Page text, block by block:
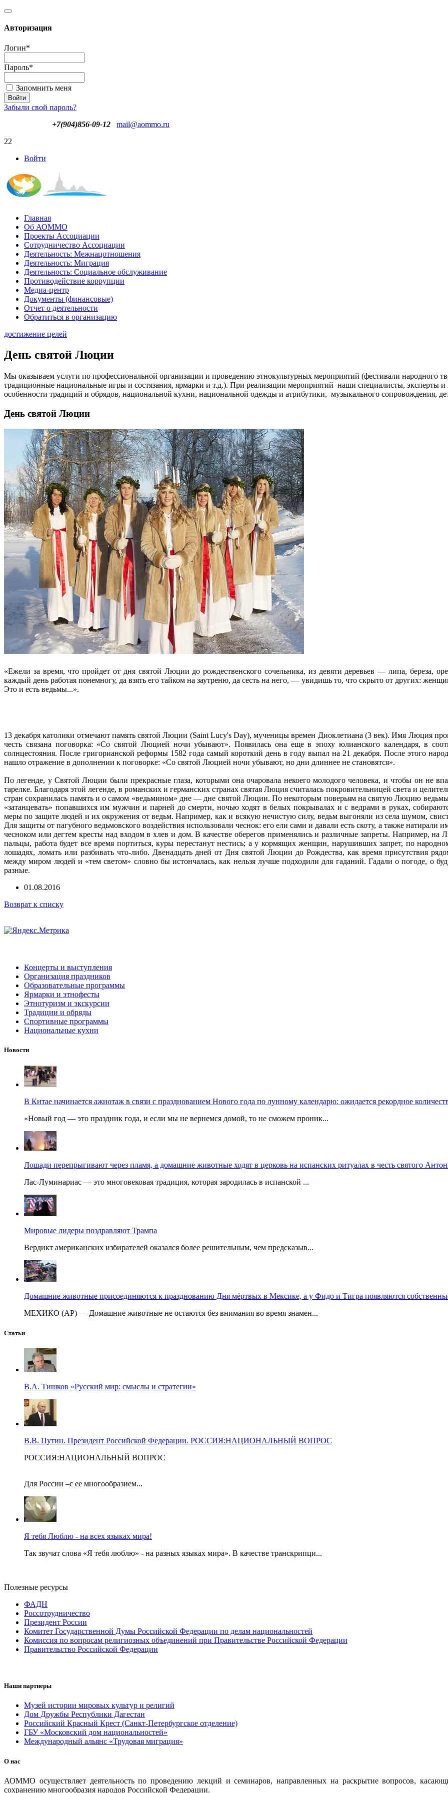
Авторизация
Логин*
Пароль*
Запомнить меня
Забыли свой пароль?
+7(904)856-09-12
mail@aommo.ru
22
Войти
Главная
Об АОММО
Проекты Ассоциации
Сотрудничество Ассоциации
Деятельность: Межнацотношения
Деятельность: Миграция
Деятельность: Социальное обслуживание
Противодействие коррупции
Медиа-центр
Документы (финансовые)
Отчет о деятельности
Обратиться в организацию
достижение целей
День святой Люции
Мы оказываем услуги по профессиональной организации и проведению этнокультурных мероприятий (фестивали народного
традиционные национальные игры и состязания, ярмарки и т.д.). При реализации мероприятий наши специалисты, эксперты
особенности традиций и обрядов, национальной кухни, национальной одежды и атрибутики, музыкального сопровождения,
День святой Люции
«Ежели за время, что пройдет от дня святой Люции до рождественского сочельника, из девяти деревьев — липа, береза,
каждый день работая понемногу, да взять его тайком на заутреню, да сесть на него, — увидишь то, что скрыто от других:
Это и есть ведьмы...».
13 декабря католики отмечают память святой Люции (Saint Lucy's Day), мученицы времен Диоклетиана (3 век). Имя Люция
честь связана поговорка: «Со святой Люцией ночи убывают». Появилась она еще в эпоху юлианского календаря, в
солнцестояния. После григорианской реформы 1582 года самый короткий день в году выпал на 21 декабря. После этого
нашло отражение в дополнении к поговорке: «Со святой Люцией ночи убывают, но дни длиннее не становятся».
По легенде, у Святой Люции были прекрасные глаза, которыми она очаровала некоего молодого человека, и чтобы он не
тарелке. Благодаря этой легенде, в романских и германских странах святая Люция считалась покровительницей света и
стран сохранилась память и о самом «ведьмином» дне — дне святой Люции. По некоторым поверьям на святую Люцию
«затанцевать» попавшихся им мужчин и парней до смерти, ночью ходят в белых покрывалах и с ведрами в руках,
меры по защите людей и их окружения от ведьм. Например, как и всякую нечистую силу, ведьм выгоняли из села шумом,
Для защиты от пагубного ведьмовского воздействия использовали чеснок: его ели сами и давали есть скоту, а также
чесноком или дегтем кресты над входом в хлев и дом. В качестве оберегов применялись и различные запреты. Например,
пальцы, работа будет все время портиться, куры перестанут нестись; а у кормящих женщин, нарушивших запрет, по
лошадях, ломать или разбивать что-либо. Двенадцать дней от Дня святой Люции до Рождества, как время присутствия
между миром людей и «тем светом» словно бы истончалась, как нельзя лучше подходили для гаданий. Гадали о погоде, о
разные.
01.08.2016
Возврат к списку
Концерты и выступления
Организация праздников
Образовательные программы
Ярмарки и этнофесты
Этнотуризм и экскурсии
Традиции и обряды
Спортивные программы
Национальные кухни
Новости
В Китае начинается ажиотаж в связи с празднованием Нового года по лунному календарю: ожидается рекордное
«Новый год — это праздник года, и если мы не вернемся домой, то не сможем проник...
Лошади перепрыгивают через пламя, а домашние животные ходят в церковь на испанских ритуалах в честь святого
Лас-Луминариас — это многовековая традиция, которая зародилась в испанской ...
Мировые лидеры поздравляют Трампа
Вердикт американских избирателей оказался более решительным, чем предсказыв...
Домашние животные присоединяются к празднованию Дня мёртвых в Мексике, а у Фидо и Тигра появляются
МЕХИКО (AP) — Домашние животные не остаются без внимания во время знамен...
Статьи
В.А. Тишков «Русский мир: смыслы и стратегии»
В.В. Путин. Президент Российской Федерации. РОССИЯ:НАЦИОНАЛЬНЫЙ ВОПРОС
РОССИЯ:НАЦИОНАЛЬНЫЙ ВОПРОС
Для России –с ее многообразием...
Я тебя Люблю - на всех языках мира!
Так звучат слова «Я тебя люблю» - на разных языках мира». В качестве транскрипци...
Полезные ресурсы
ФАДН
Россотрудничество
Президент России
Комитет Государственной Думы Российской Федерации по делам национальностей
Комиссия по вопросам религиозных объединений при Правительстве Российской Федерации
Правительство Российской Федерации
Наши партнеры
Музей истории мировых культур и религий
Дом Дружбы Республики Дагестан
Российский Красный Крест (Санкт-Петербургское отделение)
ГБУ «Московский дом национальностей»
Международный альянс «Трудовая миграция»
О нас
АОММО осуществляет деятельность по проведению лекций и семинаров, направленных на раскрытие вопросов,
сохранению многообразия народов Российской Федерации.